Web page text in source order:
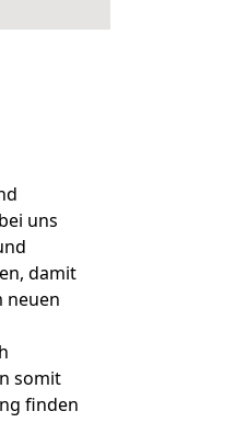
uns
damit
neuen
somit
finden